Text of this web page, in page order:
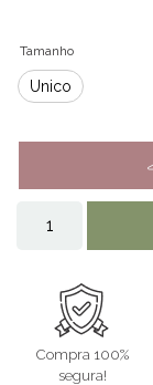
Tamanho
Único
Compra 100%
segura!